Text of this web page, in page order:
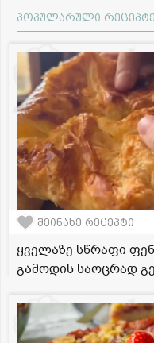
პოპულარული
შეინახე რეცეპტი
ყველაზე სწრაფი
გამოდის საოცრად